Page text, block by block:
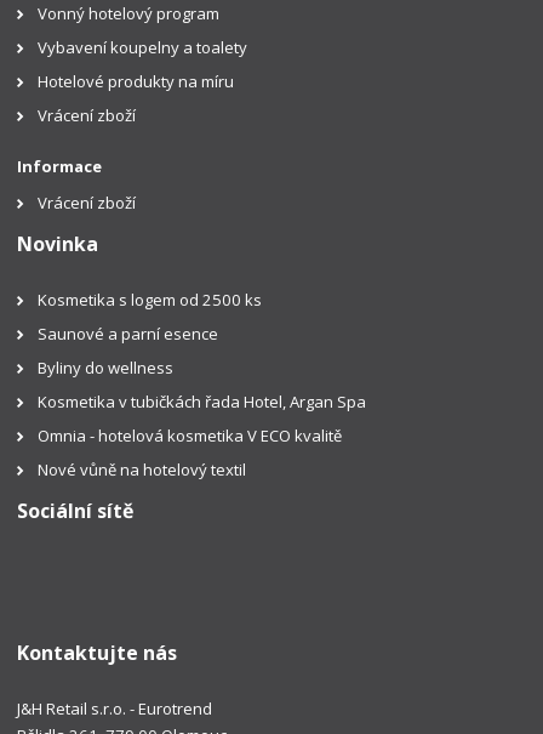
Vonný hotelový program
Vybavení koupelny a toalety
Hotelové produkty na míru
Vrácení zboží
Informace
Vrácení zboží
Novinka
Kosmetika s logem od 2500 ks
Saunové a parní esence
Byliny do wellness
Kosmetika v tubičkách řada Hotel, Argan Spa
Omnia - hotelová kosmetika V ECO kvalitě
Nové vůně na hotelový textil
Sociální sítě
Kontaktujte nás
J&H Retail s.r.o. - Eurotrend